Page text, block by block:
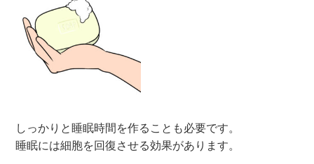
しっかりと睡眠時間を作ることも必要です。
睡眠には細胞を回復させる効果があります。